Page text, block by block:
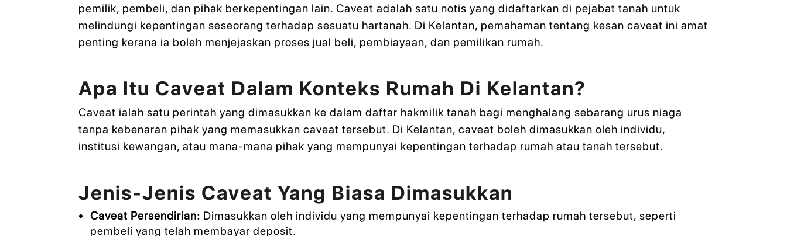
pemilik, pembeli, dan pihak berkepentingan lain. Caveat adalah satu notis yang didaftarkan di pejabat tanah untuk
melindungi kepentingan seseorang terhadap sesuatu hartanah. Di Kelantan, pemahaman tentang kesan caveat ini amat
penting kerana ia boleh menjejaskan proses jual beli, pembiayaan, dan pemilikan rumah.
Apa Itu Caveat Dalam Konteks Rumah Di Kelantan?
Caveat ialah satu perintah yang dimasukkan ke dalam daftar hakmilik tanah bagi menghalang sebarang urus niaga
tanpa kebenaran pihak yang memasukkan caveat tersebut. Di Kelantan, caveat boleh dimasukkan oleh individu,
institusi kewangan, atau mana-mana pihak yang mempunyai kepentingan terhadap rumah atau tanah tersebut.
Jenis-Jenis Caveat Yang Biasa Dimasukkan
Caveat Persendirian: Dimasukkan oleh individu yang mempunyai kepentingan terhadap rumah tersebut, seperti
pembeli yang telah membayar deposit.